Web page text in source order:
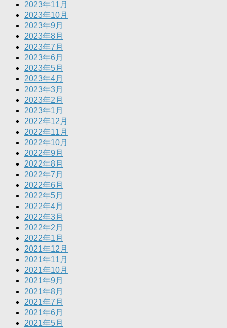
2023年11月
2023年10月
2023年9月
2023年8月
2023年7月
2023年6月
2023年5月
2023年4月
2023年3月
2023年2月
2023年1月
2022年12月
2022年11月
2022年10月
2022年9月
2022年8月
2022年7月
2022年6月
2022年5月
2022年4月
2022年3月
2022年2月
2022年1月
2021年12月
2021年11月
2021年10月
2021年9月
2021年8月
2021年7月
2021年6月
2021年5月